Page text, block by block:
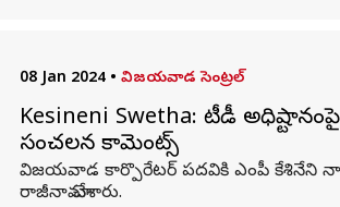
08 Jan 2024 • విజయవాడ సెంట్రల్
Kesineni Swetha: టీడీపీ
సంచలన కామెంట్స్
విజయవాడ కార్పొరేటర్ పదవికి ఎంపీ కేశినేని
రాజీనామా చేశారు.